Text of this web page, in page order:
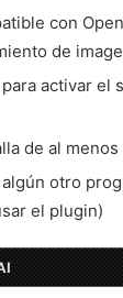
con
de
activar el
de al
otro
el plugin)